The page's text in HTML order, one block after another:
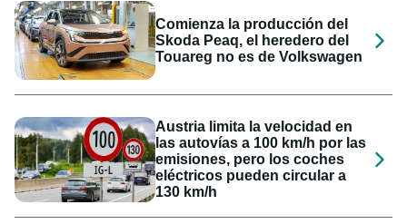
Comienza la producción del
Skoda Peaq, el heredero del
Touareg no es de Volkswagen
Austria limita la velocidad en
las autovías a 100 km/h por las
emisiones, pero los coches
eléctricos pueden circular a
130 km/h